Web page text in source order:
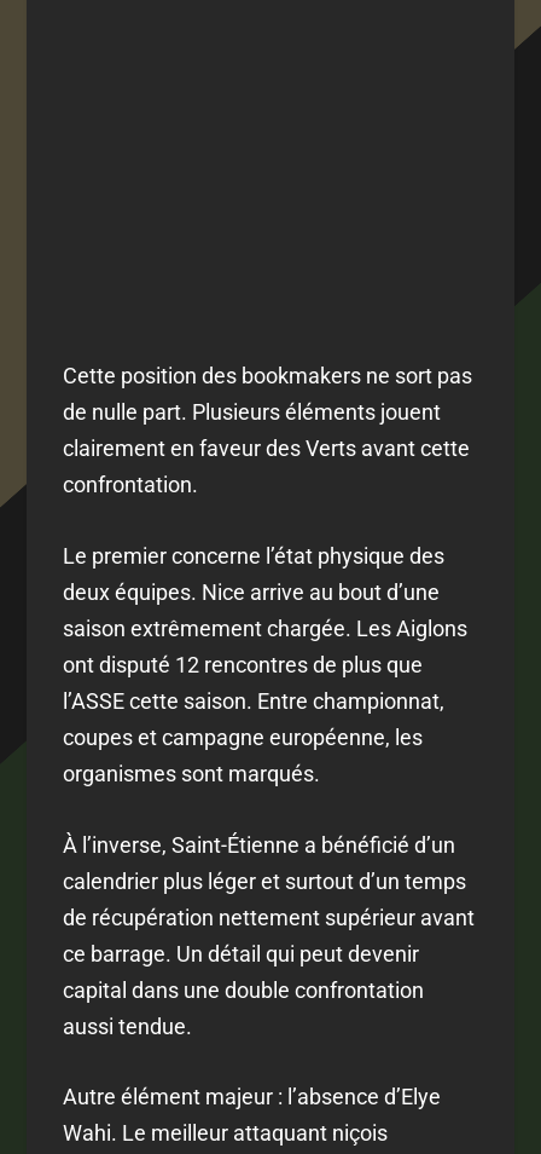
Cette position des bookmakers ne sort pas
de nulle part. Plusieurs éléments jouent
clairement en faveur des Verts avant cette
confrontation.
Le premier concerne l’état physique des
deux équipes. Nice arrive au bout d’une
saison extrêmement chargée. Les Aiglons
ont disputé 12 rencontres de plus que
l’ASSE cette saison. Entre championnat,
coupes et campagne européenne, les
organismes sont marqués.
À l’inverse, Saint-Étienne a bénéficié d’un
calendrier plus léger et surtout d’un temps
de récupération nettement supérieur avant
ce barrage. Un détail qui peut devenir
capital dans une double confrontation
aussi tendue.
Autre élément majeur : l’absence d’Elye
Wahi. Le meilleur attaquant niçois